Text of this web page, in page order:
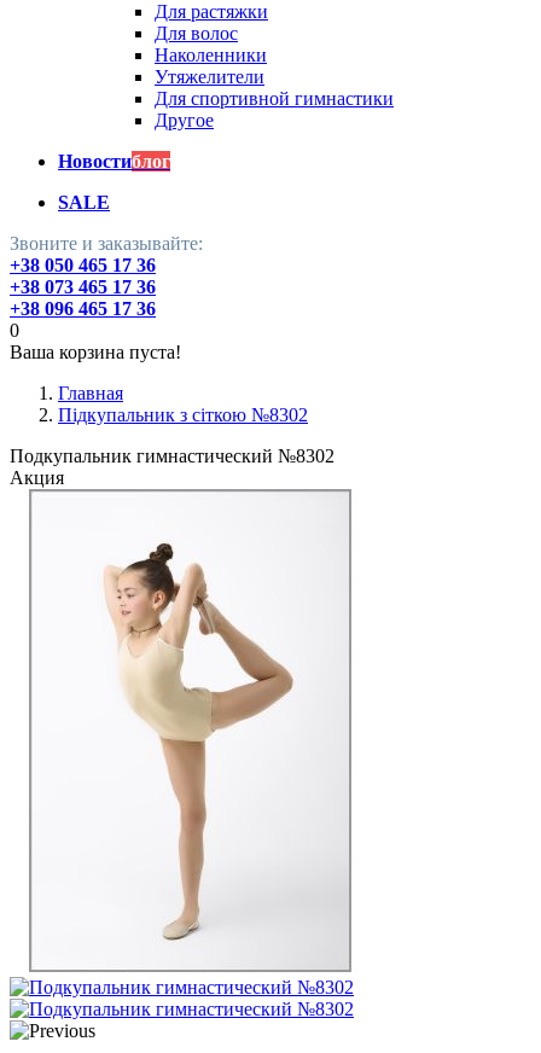
Для растяжки
Для волос
Наколенники
Утяжелители
Для спортивной гимнастики
Другое
Новостиблог
SALE
Звоните и заказывайте:
+38 050 465 17 36
+38 073 465 17 36
+38 096 465 17 36
0
Ваша корзина пуста!
Главная
Підкупальник з сіткою №8302
Подкупальник гимнастический №8302
Акция